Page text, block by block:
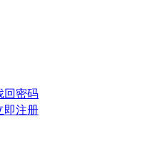
回密码
即注册